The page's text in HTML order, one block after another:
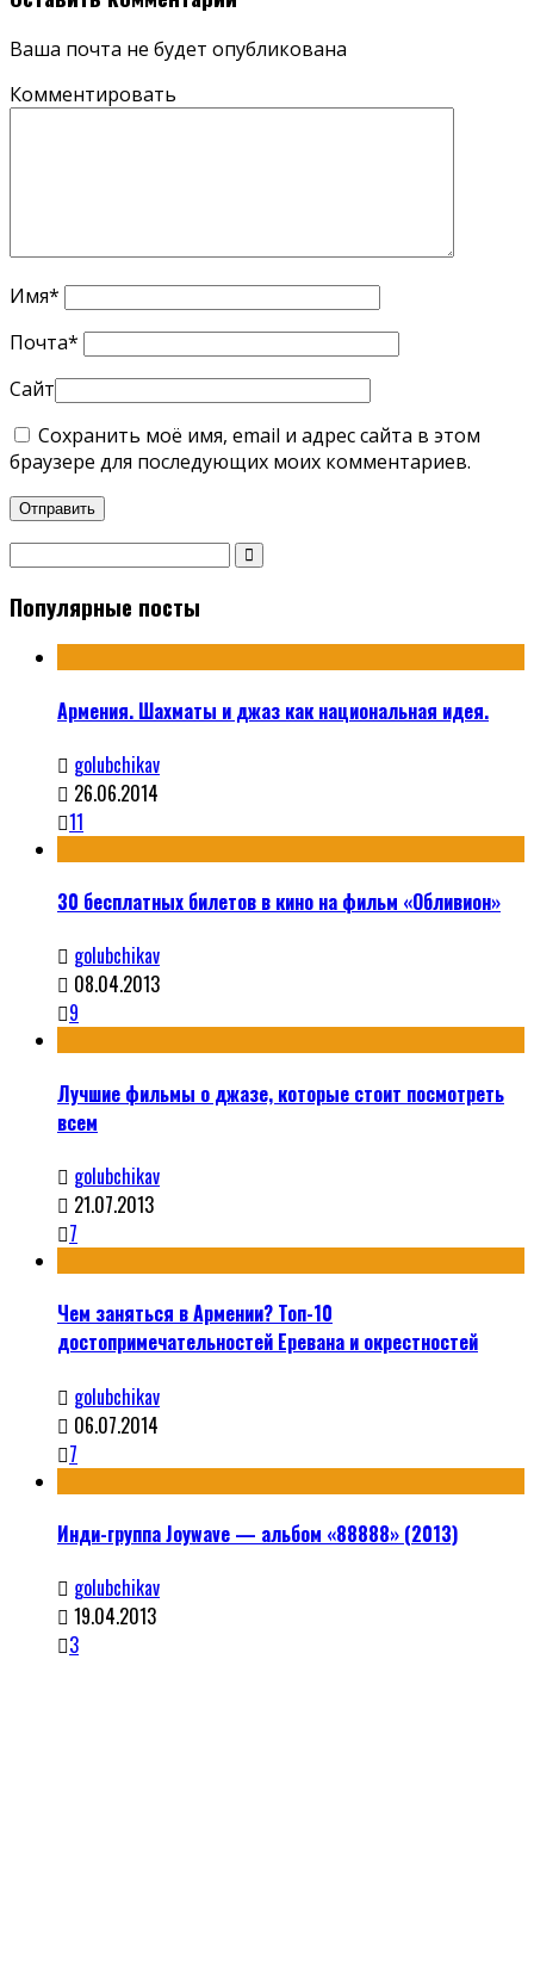
Ваша почта не будет опубликована
Комментировать
Имя*
Почта*
Сайт
Сохранить моё имя, email и адрес сайта в этом
браузере для последующих моих комментариев.
Популярные посты
Армения. Шахматы и джаз как национальная идея.
golubchikav
26.06.2014
11
30 бесплатных билетов в кино на фильм «Обливион»
golubchikav
08.04.2013
9
Лучшие фильмы о джазе, которые стоит посмотреть
всем
golubchikav
21.07.2013
7
Чем заняться в Армении? Топ-10
достопримечательностей Еревана и окрестностей
golubchikav
06.07.2014
7
Инди-группа Joywave — альбом «88888» (2013)
golubchikav
19.04.2013
3